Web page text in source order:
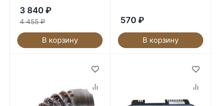
3 840 ₽
4 455 ₽
В корзину
570 ₽
В корзину